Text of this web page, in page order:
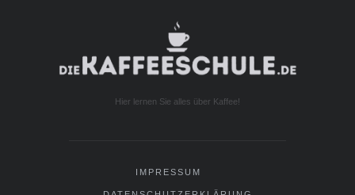
Hier lernen Sie alles über Kaffee!
IMPRESSUM